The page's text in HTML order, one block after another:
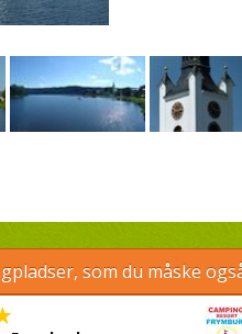
som du måske